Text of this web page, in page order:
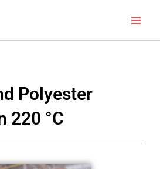
Polyester
220 °C